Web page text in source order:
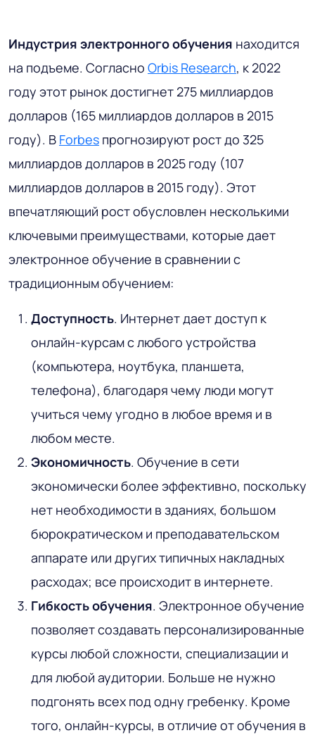
Индустрия электронного обучения находится
на подъеме. Согласно Orbis Research, к 2022
году этот рынок достигнет 275 миллиардов
долларов (165 миллиардов долларов в 2015
году). В Forbes прогнозируют рост до 325
миллиардов долларов в 2025 году (107
миллиардов долларов в 2015 году). Этот
впечатляющий рост обусловлен несколькими
ключевыми преимуществами, которые дает
электронное обучение в сравнении с
традиционным обучением:
Доступность. Интернет дает доступ к
онлайн-курсам с любого устройства
(компьютера, ноутбука, планшета,
телефона), благодаря чему люди могут
учиться чему угодно в любое время и в
любом месте.
Экономичность. Обучение в сети
экономически более эффективно, поскольку
нет необходимости в зданиях, большом
бюрократическом и преподавательском
аппарате или других типичных накладных
расходах; все происходит в интернете.
Гибкость обучения. Электронное обучение
позволяет создавать персонализированные
курсы любой сложности, специализации и
для любой аудитории. Больше не нужно
подгонять всех под одну гребенку. Кроме
того, онлайн-курсы, в отличие от обучения в